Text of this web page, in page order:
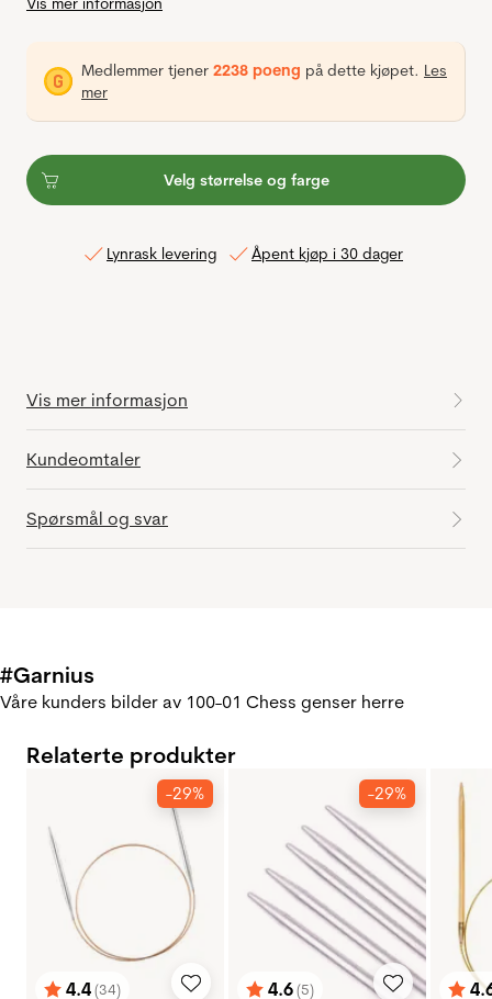
Medlemmer tjener 2238 poeng på dette kjøpet. Les
mer
Velg størrelse og farge
Lynrask levering Åpent kjøp i 30 dager
Vis mer informasjon
Kundeomtaler
Spørsmål og svar
#Garnius
Våre kunders bilder av 100-01 Chess genser herre
Relaterte produkter
-29%
4.4(34)
-29%
4.6(5)